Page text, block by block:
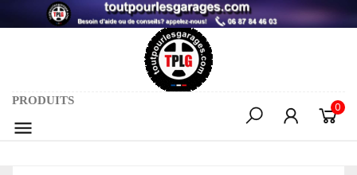
PRODUITS

0